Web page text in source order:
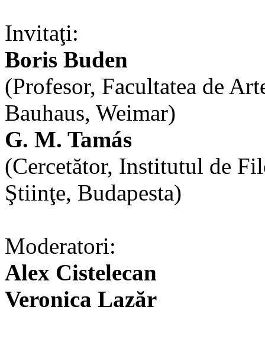
Invitaţi:
Boris Buden
(Profesor, Facultatea de
Bauhaus, Weimar)
G. M. Tamás
(Cercetător, Institutul de
Ştiinţe, Budapesta)
Moderatori:
Alex Cistelecan
Veronica Lazăr